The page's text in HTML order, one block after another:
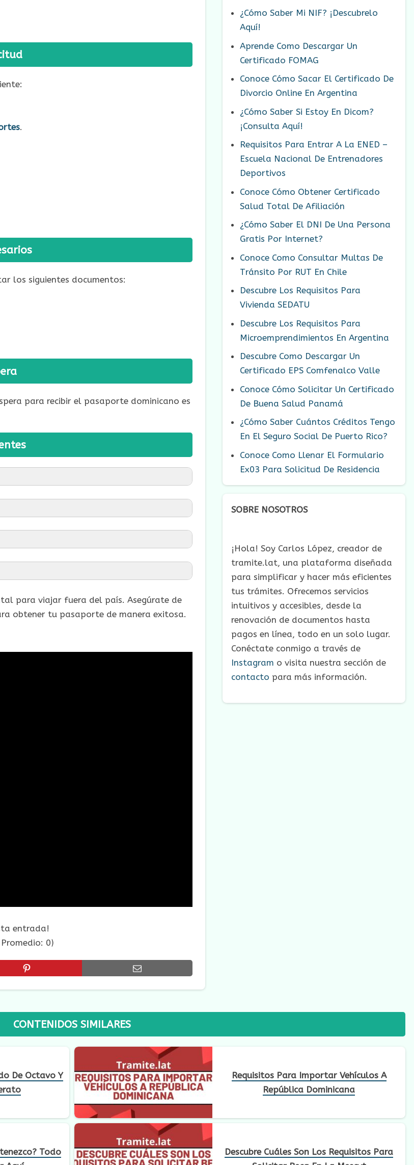
.
los siguientes documentos:
para recibir el pasaporte dominicano es
para viajar fuera del país. Asegúrate de
obtener tu pasaporte de manera exitosa.
entrada!
Promedio: 0)
¿Cómo Saber Mi NIF? ¡Descubrelo
Aquí!
Aprende Como Descargar Un
Certificado FOMAG
Conoce Cómo Sacar El Certificado De
Divorcio Online En Argentina
¿Cómo Saber Si Estoy En Dicom?
¡Consulta Aquí!
Requisitos Para Entrar A La ENED –
Escuela Nacional De Entrenadores
Deportivos
Conoce Cómo Obtener Certificado
Salud Total De Afiliación
¿Cómo Saber El DNI De Una Persona
Gratis Por Internet?
Conoce Como Consultar Multas De
Tránsito Por RUT En Chile
Descubre Los Requisitos Para
Vivienda SEDATU
Descubre Los Requisitos Para
Microemprendimientos En Argentina
Descubre Como Descargar Un
Certificado EPS Comfenalco Valle
Conoce Cómo Solicitar Un Certificado
De Buena Salud Panamá
¿Cómo Saber Cuántos Créditos Tengo
En El Seguro Social De Puerto Rico?
Conoce Como Llenar El Formulario
Ex03 Para Solicitud De Residencia
SOBRE NOSOTROS
¡Hola! Soy Carlos López, creador de
tramite.lat, una plataforma diseñada
para simplificar y hacer más eficientes
tus trámites. Ofrecemos servicios
intuitivos y accesibles, desde la
renovación de documentos hasta
pagos en línea, todo en un solo lugar.
Conéctate conmigo a través de
Instagram o visita nuestra sección de
contacto para más información.
CONTENIDOS SIMILARES
De Octavo Y
Requisitos Para Importar Vehículos A
República Dominicana
Todo
Descubre Cuáles Son Los Requisitos Para